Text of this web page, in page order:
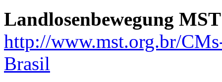
Landlosenbewegung
http://www.mst.org.br/
Brasil